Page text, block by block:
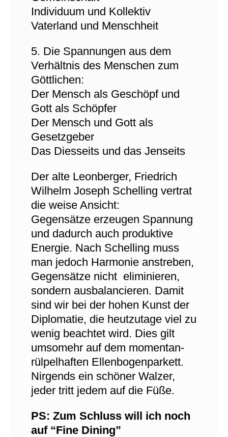
Individuum und Kollektiv
Vaterland und Menschheit
5. Die Spannungen aus dem
Verhältnis des Menschen zum
Göttlichen:
Der Mensch als Geschöpf und
Gott als Schöpfer
Der Mensch und Gott als
Gesetzgeber
Das Diesseits und das Jenseits
Der alte Leonberger, Friedrich
Wilhelm Joseph Schelling vertrat
die weise Ansicht:
Gegensätze erzeugen Spannung
und dadurch auch produktive
Energie. Nach Schelling muss
man jedoch Harmonie anstreben,
Gegensätze nicht eliminieren,
sondern ausbalancieren. Damit
sind wir bei der hohen Kunst der
Diplomatie, die heutzutage viel zu
wenig beachtet wird. Dies gilt
umsomehr auf dem momentan-
rülpelhaften Ellenbogenparkett.
Nirgends ein schöner Walzer,
jeder tritt jedem auf die Füße.
PS: Zum Schluss will ich noch
auf “Fine Dining”